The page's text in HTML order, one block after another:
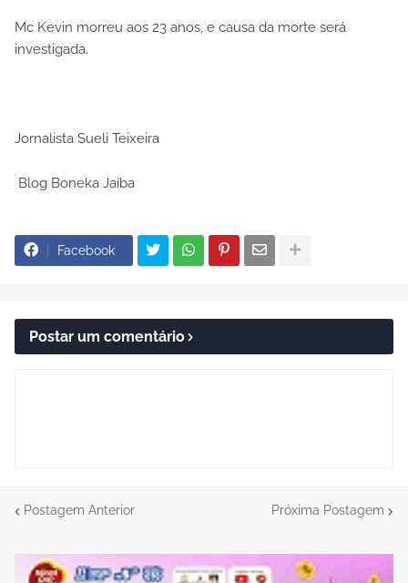
Mc Kevin morreu aos 23 anos, e causa da morte será
investigada.
Jornalista Sueli Teixeira
Blog Boneka Jaíba
Facebook
Postar um comentário
Postagem Anterior Próxima Postagem